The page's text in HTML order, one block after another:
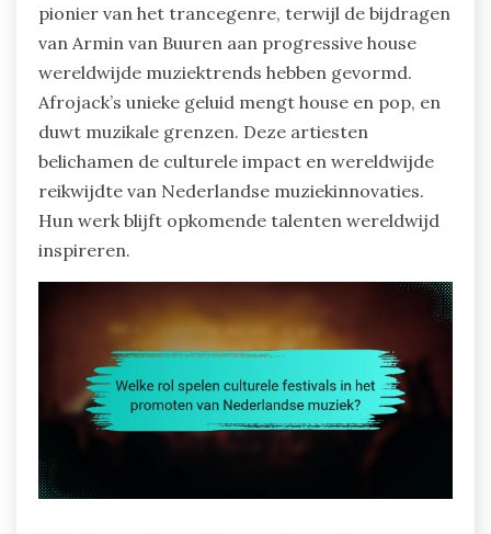
pionier van het trancegenre, terwijl de bijdragen
van Armin van Buuren aan progressive house
wereldwijde muziektrends hebben gevormd.
Afrojack’s unieke geluid mengt house en pop, en
duwt muzikale grenzen. Deze artiesten
belichamen de culturele impact en wereldwijde
reikwijdte van Nederlandse muziekinnovaties.
Hun werk blijft opkomende talenten wereldwijd
inspireren.